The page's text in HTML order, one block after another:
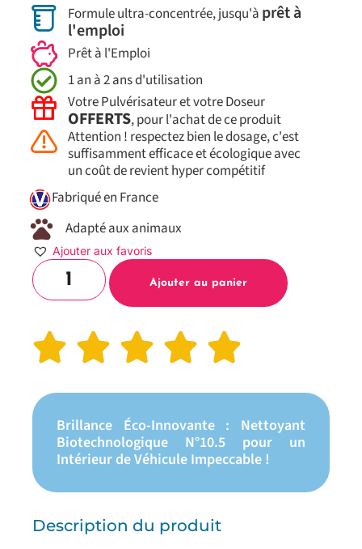
Formule ultra-concentrée, jusqu'à prêt à
l'emploi
Prêt à l'Emploi
1 an à 2 ans d'utilisation
Votre Pulvérisateur et votre Doseur
OFFERTS, pour l'achat de ce produit
Attention ! respectez bien le dosage, c'est
suffisamment efficace et écologique avec
un coût de revient hyper compétitif
Fabriqué en France
Adapté aux animaux
Ajouter aux favoris
Ajouter au panier
Brillance Éco-Innovante : Nettoyant
Biotechnologique N°10.5 pour un
Intérieur de Véhicule Impeccable !
Description du produit